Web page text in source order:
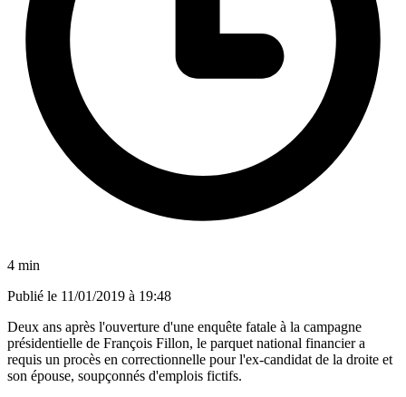
4 min
Publié le 11/01/2019 à 19:48
Deux ans après l'ouverture d'une enquête fatale à la campagne
présidentielle de François Fillon, le parquet national financier a
requis un procès en correctionnelle pour l'ex-candidat de la droite et
son épouse, soupçonnés d'emplois fictifs.